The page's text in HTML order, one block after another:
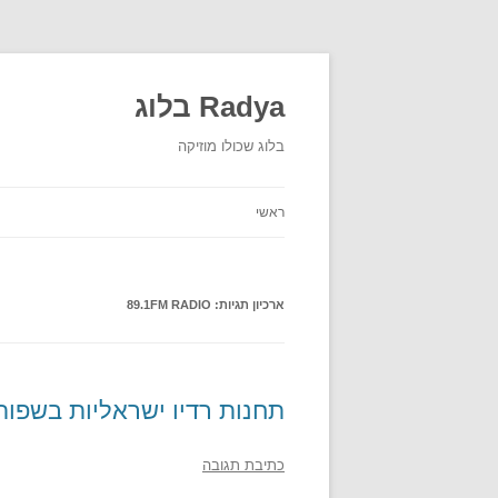
Radya בלוג
בלוג שכולו מוזיקה
ראשי
ארכיון תגיות: 89.1FM RADIO
תחנות רדיו ישראליות
כתיבת תגובה